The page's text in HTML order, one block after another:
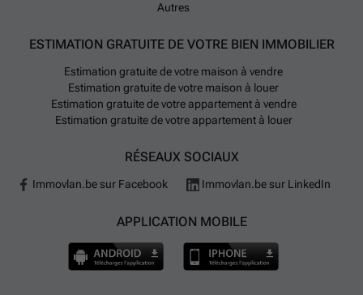
Autres
ESTIMATION GRATUITE DE VOTRE BIEN IMMOBILIER
Estimation gratuite de votre maison à vendre
Estimation gratuite de votre maison à louer
Estimation gratuite de votre appartement à vendre
Estimation gratuite de votre appartement à louer
RÉSEAUX SOCIAUX
Immovlan.be sur Facebook Immovlan.be sur LinkedIn
APPLICATION MOBILE